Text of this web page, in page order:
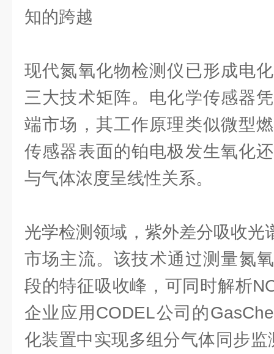
知的跨越
现代氮氧化物检测仪已形成电
三大技术矩阵。电化学传感器
端市场，其工作原理类似微型
传感器表面的铂电极发生氧化
与气体浓度呈线性关系。
光学检测领域，紫外差分吸收光
市场主流。该技术通过测量氮
段的特征吸收峰，可同时解析
企业应用CODEL公司的
化装置中实现多组分气体同步